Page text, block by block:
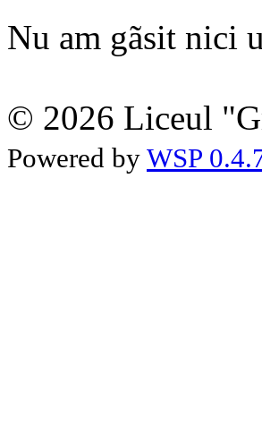
Nu am gãsit nici
© 2026 Liceul
Powered by WSP